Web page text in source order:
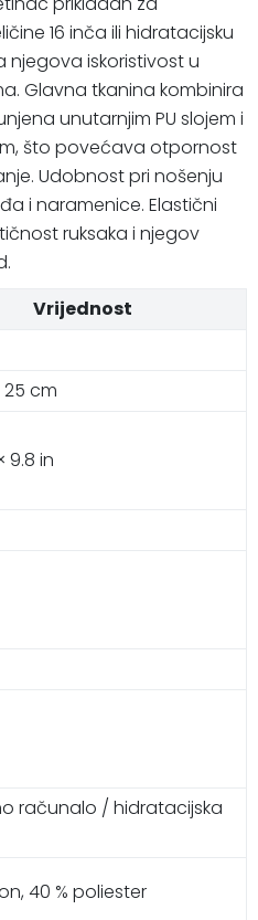
16 inča ili hidratacijsku
iskoristivost u
Glavna tkanina kombinira
unutarnjim PU slojem i
što povećava otpornost
Udobnost pri nošenju
i naramenice. Elastični
ruksaka i njegov
Vrijednost
25 cm
9.8 in
računalo / hidratacijska
40 % poliester